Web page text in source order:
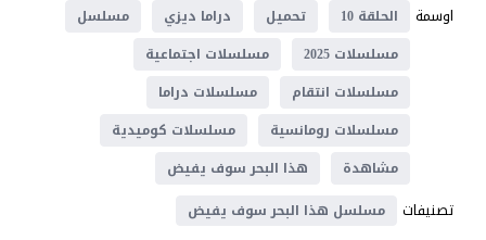
اوسمة
الحلقة 10 تحميل دراما ديزي
مسلسل
مسلسلات 2025
مسلسلات اجتماعية
مسلسلات انتقام
مسلسلات دراما
مسلسلات رومانسية
مسلسلات كوميدية
مشاهدة
هذا البحر سوف يفيض
تصنيفات مسلسل هذا البحر سوف يفيض